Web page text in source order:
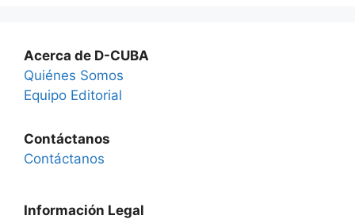
Acerca de D-CUBA
Quiénes Somos
Equipo Editorial
Contáctanos
Contáctanos
Información Legal